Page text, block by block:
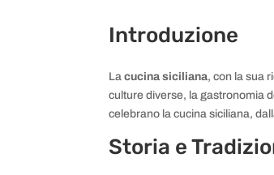
Introduzione
Lacucina siciliana, con la sua
culture diverse, la gastronomia
celebrano la cucina siciliana,
Storia e